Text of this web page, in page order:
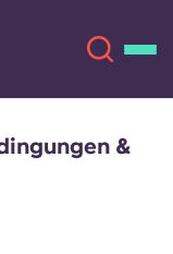
&